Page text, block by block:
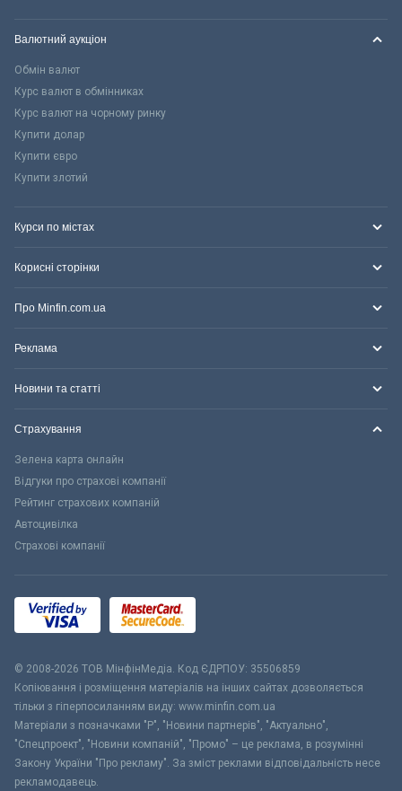
Валютний аукціон
Обмін валют
Курс валют в обмінниках
Курс валют на чорному ринку
Купити долар
Купити євро
Купити злотий
Курси по містах
Корисні сторінки
Про Minfin.com.ua
Реклама
Новини та статті
Страхування
Зелена карта онлайн
Відгуки про страхові компанії
Рейтинг страхових компаній
Автоцивілка
Страхові компанії
© 2008-2026 ТОВ МiнфiнМедiа. Код ЄДРПОУ: 35506859
Копіювання і розміщення матеріалів на інших сайтах дозволяється
тільки з гіперпосиланням виду: www.minfin.com.ua
Матеріали з позначками "Р", "Новини партнерів", "Актуально",
"Спецпроект", "Новини компаній", "Промо" – це реклама, в розумінні
Закону України "Про рекламу". За зміст реклами відповідальність несе
рекламодавець.